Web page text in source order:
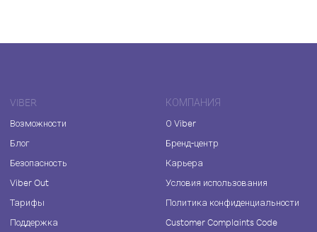
VIBER
Возможности
Блог
Безопасность
Viber Out
Тарифы
Поддержка
КОМПАНИЯ
О Viber
Бренд-центр
Карьера
Условия использования
Политика конфиденциальности
Customer Complaints Code